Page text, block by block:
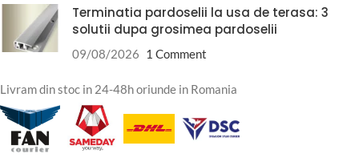
Terminatia pardoselii la usa de terasa: 3
solutii dupa grosimea pardoselii
09/08/2026 1 Comment
Livram din stoc in 24-48h oriunde in Romania